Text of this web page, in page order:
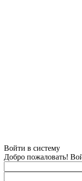
Войти в систему
Добро пожаловать!